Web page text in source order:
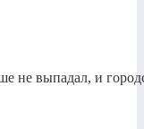
не выпадал, и